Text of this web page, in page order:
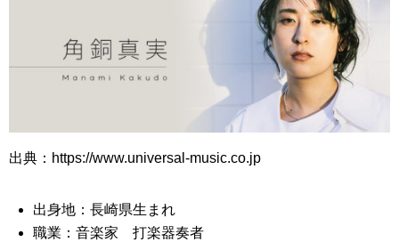
出典：https://www.universal-music.co.jp
出身地：長崎県生まれ
職業：音楽家 打楽器奏者